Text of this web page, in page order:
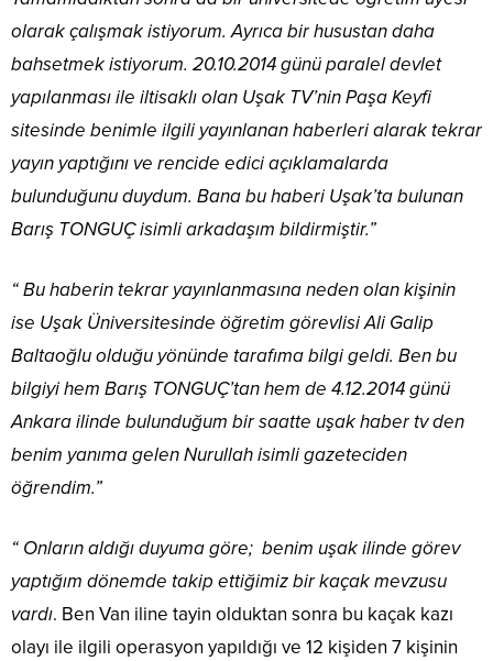
olarak çalışmak istiyorum. Ayrıca bir husustan daha
bahsetmek istiyorum. 20.10.2014 günü paralel devlet
yapılanması ile iltisaklı olan Uşak TV’nin Paşa Keyfi
sitesinde benimle ilgili yayınlanan haberleri alarak tekrar
yayın yaptığını ve rencide edici açıklamalarda
bulunduğunu duydum. Bana bu haberi Uşak’ta bulunan
Barış TONGUÇ isimli arkadaşım bildirmiştir.”
“ Bu haberin tekrar yayınlanmasına neden olan kişinin
ise Uşak Üniversitesinde öğretim görevlisi Ali Galip
Baltaoğlu olduğu yönünde tarafıma bilgi geldi. Ben bu
bilgiyi hem Barış TONGUÇ’tan hem de 4.12.2014 günü
Ankara ilinde bulunduğum bir saatte uşak haber tv den
benim yanıma gelen Nurullah isimli gazeteciden
öğrendim.”
“ Onların aldığı duyuma göre; benim uşak ilinde görev
yaptığım dönemde takip ettiğimiz bir kaçak mevzusu
vardı. Ben Van iline tayin olduktan sonra bu kaçak kazı
olayı ile ilgili operasyon yapıldığı ve 12 kişiden 7 kişinin